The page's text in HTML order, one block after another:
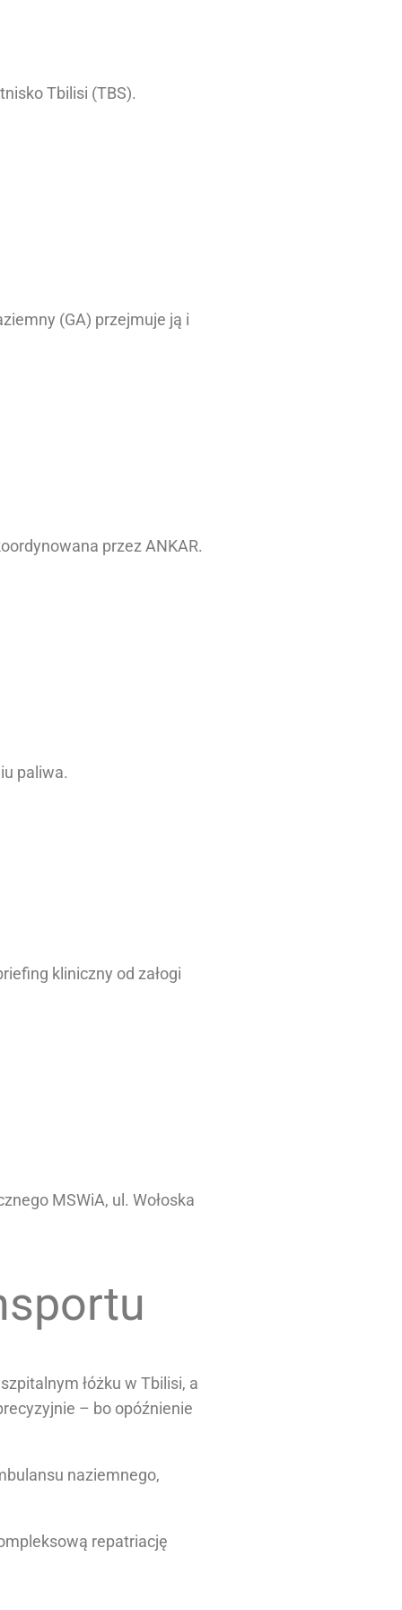
Tbilisi (TBS).
(GA) przejmuje ją i
przez ANKAR.
paliwa.
kliniczny od załogi
MSWiA, ul. Wołoska
łóżku w Tbilisi, a
– bo opóźnienie
naziemnego,
repatriację